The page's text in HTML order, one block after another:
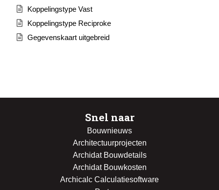
Koppelingstype Vast
Koppelingstype Reciproke
Gegevenskaart uitgebreid
Snel naar
Bouwnieuws
Architectuurprojecten
Archidat Bouwdetails
Archidat Bouwkosten
Archicalc Calculatiesoftware